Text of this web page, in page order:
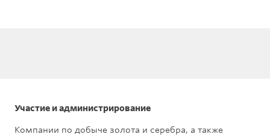
Участие и администрирование
Компании по добыче золота и серебра, а также